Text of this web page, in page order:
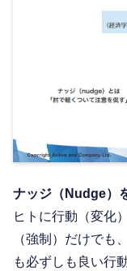
ナッジ（Nudge
ヒトに行動（変化
（強制）だけでも
も必ずしも良い行